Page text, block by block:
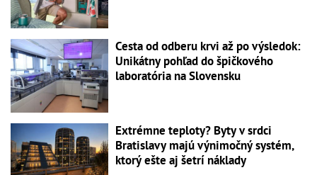
Cesta od odberu krvi až po výsledok:
Unikátny pohľad do špičkového
laboratória na Slovensku
Extrémne teploty? Byty v srdci
Bratislavy majú výnimočný systém,
ktorý ešte aj šetrí náklady